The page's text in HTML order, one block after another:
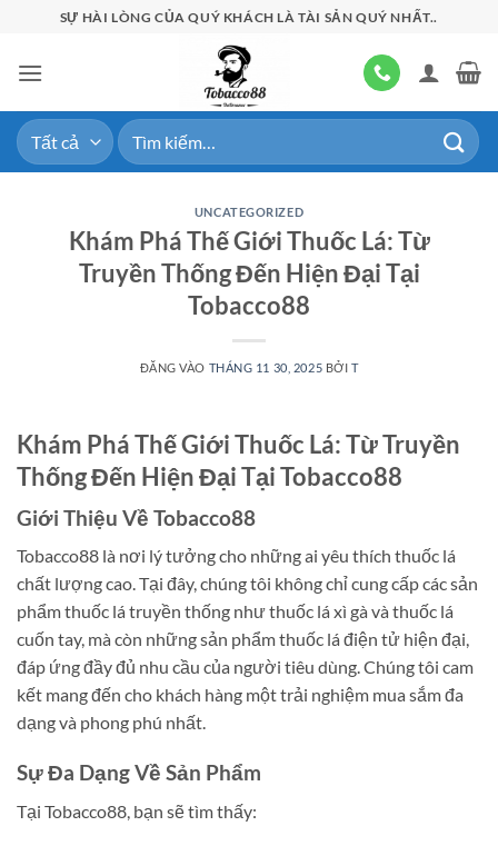
nội
SỰ HÀI LÒNG CỦA QUÝ KHÁCH LÀ TÀI SẢN QUÝ NHẤT..
Tìm
kiếm:
UNCATEGORIZED
Khám Phá Thế Giới Thuốc Lá: Từ
Truyền Thống Đến Hiện Đại Tại
Tobacco88
ĐĂNG VÀO THÁNG 11 30, 2025 BỞI T
Khám Phá Thế Giới Thuốc Lá: Từ Truyền
Thống Đến Hiện Đại Tại Tobacco88
Giới Thiệu Về Tobacco88
Tobacco88 là nơi lý tưởng cho những ai yêu thích thuốc lá
chất lượng cao. Tại đây, chúng tôi không chỉ cung cấp các sản
phẩm thuốc lá truyền thống như thuốc lá xì gà và thuốc lá
cuốn tay, mà còn những sản phẩm thuốc lá điện tử hiện đại,
đáp ứng đầy đủ nhu cầu của người tiêu dùng. Chúng tôi cam
kết mang đến cho khách hàng một trải nghiệm mua sắm đa
dạng và phong phú nhất.
Sự Đa Dạng Về Sản Phẩm
Tại Tobacco88, bạn sẽ tìm thấy: